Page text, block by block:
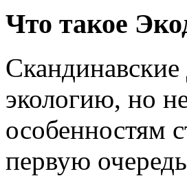
Что такое
экологию, но
особенностям
первую